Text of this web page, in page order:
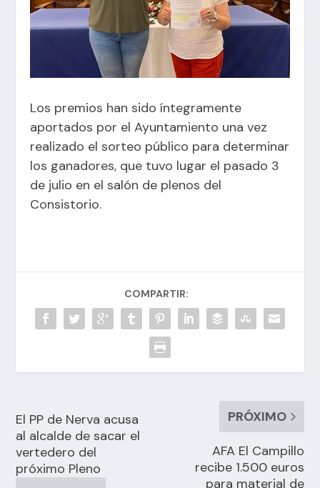
Los premios han sido íntegramente
aportados por el Ayuntamiento una vez
realizado el sorteo público para determinar
los ganadores, que tuvo lugar el pasado 3
de julio en el salón de plenos del
Consistorio.
COMPARTIR:
El PP de Nerva acusa
al alcalde de sacar el
vertedero del
próximo Pleno
PRÓXIMO
AFA El Campillo
recibe 1.500 euros
para material de